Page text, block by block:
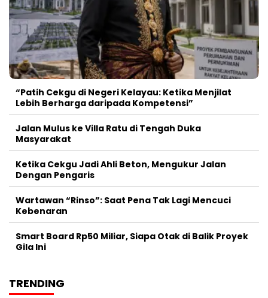
“Patih Cekgu di Negeri Kelayau: Ketika Menjilat
Lebih Berharga daripada Kompetensi”
Jalan Mulus ke Villa Ratu di Tengah Duka
Masyarakat
Ketika Cekgu Jadi Ahli Beton, Mengukur Jalan
Dengan Pengaris
Wartawan “Rinso”: Saat Pena Tak Lagi Mencuci
Kebenaran
Smart Board Rp50 Miliar, Siapa Otak di Balik Proyek
Gila Ini
TRENDING